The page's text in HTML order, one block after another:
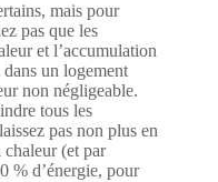
mais pour
pas que les
et l’accumulation
dans un logement
non négligeable.
tous les
pas non plus en
(et par
% d’énergie, pour